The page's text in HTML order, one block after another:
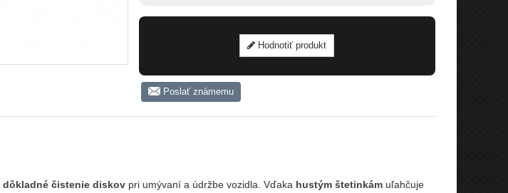
Hodnotiť produkt
Poslať známemu
dôkladné čistenie diskovpri umývaní a údržbe vozidla. Vďaka hustým štetinkámuľahčuje